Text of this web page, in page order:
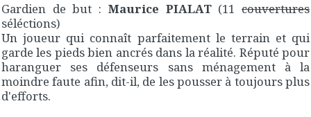
Gardien de but : Maurice PIALAT(11couvertures
séléctions)
Un joueur qui connaît parfaitement le terrain et qui
garde les pieds bien ancrés dans la réalité. Réputé pour
haranguer ses défenseurs sans ménagement à la
moindre faute afin, dit-il, de les pousser à toujours plus
d'efforts.